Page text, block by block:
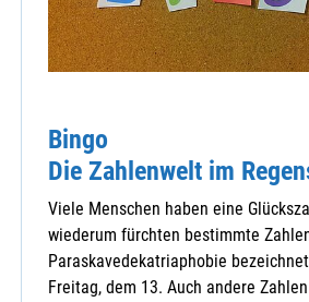
Bingo
Die Zahlenwelt im
Viele Menschen haben eine
wiederum fürchten bestimmte
Paraskavedekatriaphobie
Freitag, dem 13. Auch andere